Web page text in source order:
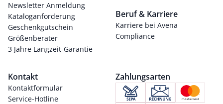
Newsletter Anmeldung
Kataloganforderung
Geschenkgutschein
Größenberater
3 Jahre Langzeit-Garantie
Beruf & Karriere
Karriere bei Avena
Compliance
Kontakt
Kontaktformular
Service-Hotline
Zahlungsarten